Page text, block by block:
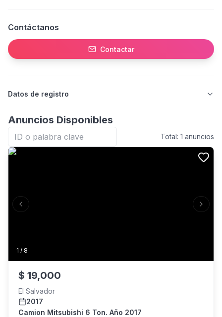
Contáctanos
Contactar
Datos de registro
Anuncios Disponibles
Total: 1 anuncios
1 / 8
Previous slide Next
$ 19,000
El Salvador
2017
Camion Mitsubishi 6 Ton. Año 2017